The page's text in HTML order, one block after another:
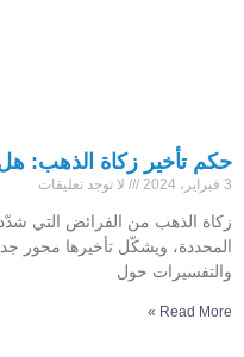
حكم تأخير زكاة الذهب:
3 فبراير، 2024 لا توجد تعليقات
زكاة الذهب من الفرائض التي شدّد
المحددة، ويشكّل تأخيرها محور
والتفسيرات حول
Read More »